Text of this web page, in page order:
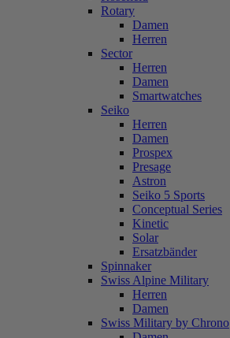
Rotary
Damen
Herren
Sector
Herren
Damen
Smartwatches
Seiko
Herren
Damen
Prospex
Presage
Astron
Seiko 5 Sports
Conceptual Series
Kinetic
Solar
Ersatzbänder
Spinnaker
Swiss Alpine Military
Herren
Damen
Swiss Military by Chrono